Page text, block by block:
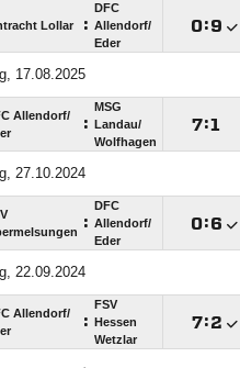
Lollar :
DFC
Allendorf/​
Eder
:
17.08.2025
Allendorf/​
:
MSG
Landau/​
Wolfhagen
:
27.10.2024
:
DFC
Allendorf/​
Eder
:
22.09.2024
Allendorf/​
:
FSV
Hessen
Wetzlar
: